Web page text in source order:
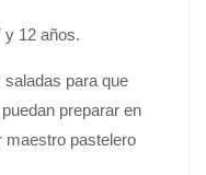
y 12 años.
para que
preparar en
maestro pastelero